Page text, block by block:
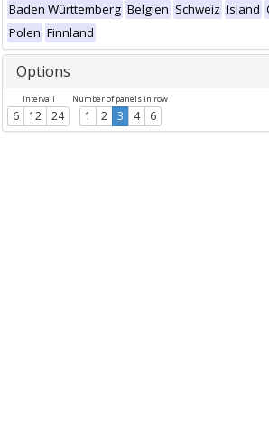
Baden Württemberg Belgien Schweiz Island
Polen Finnland
Options
Intervall
6 12 24
Number of panels in row
1 2 3 4 6